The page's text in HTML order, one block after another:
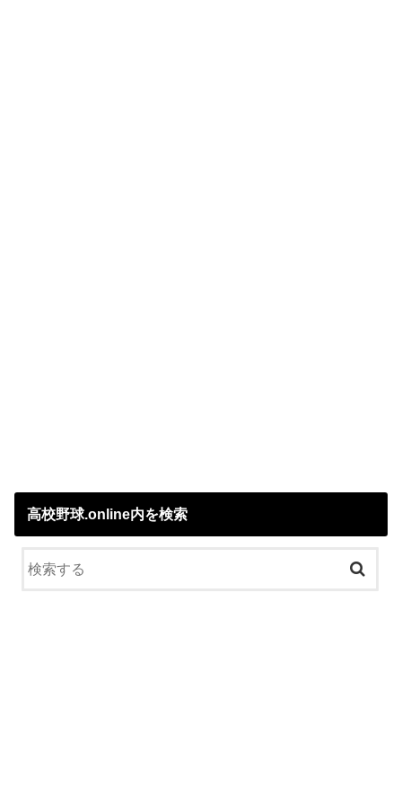
高校野球.online内を検索